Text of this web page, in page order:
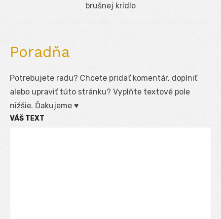
Next
brušnej krídlo
Poradňa
Potrebujete radu? Chcete pridať komentár, doplniť
alebo upraviť túto stránku? Vyplňte textové pole
nižšie. Ďakujeme ♥
VÁŠ TEXT